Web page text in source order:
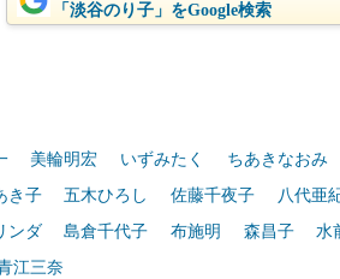
「淡谷のり子」をGoogle検索
美輪明宏 いずみたく ちあきなおみ
き子 五木ひろし 佐藤千夜子 八代亜
ンダ 島倉千代子 布施明 森昌子
水
江三奈